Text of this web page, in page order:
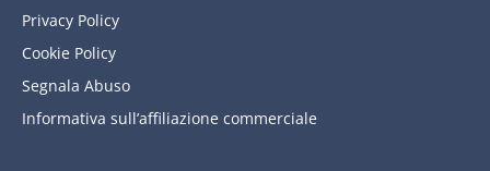
Privacy Policy
Cookie Policy
Segnala Abuso
Informativa sull’affiliazione commerciale